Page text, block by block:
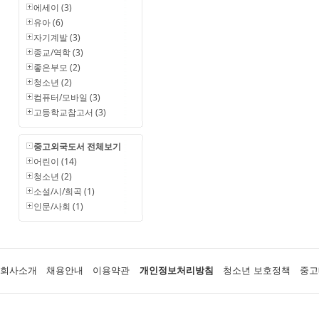
에세이 (3)
유아 (6)
자기계발 (3)
종교/역학 (3)
좋은부모 (2)
청소년 (2)
컴퓨터/모바일 (3)
고등학교참고서 (3)
중고외국도서 전체보기
어린이 (14)
청소년 (2)
소설/시/희곡 (1)
인문/사회 (1)
회사소개 채용안내 이용약관 개인정보처리방침 청소년 보호정책 중